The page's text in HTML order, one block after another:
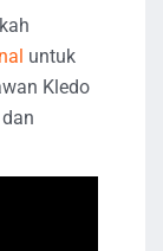
untuk
Kledo